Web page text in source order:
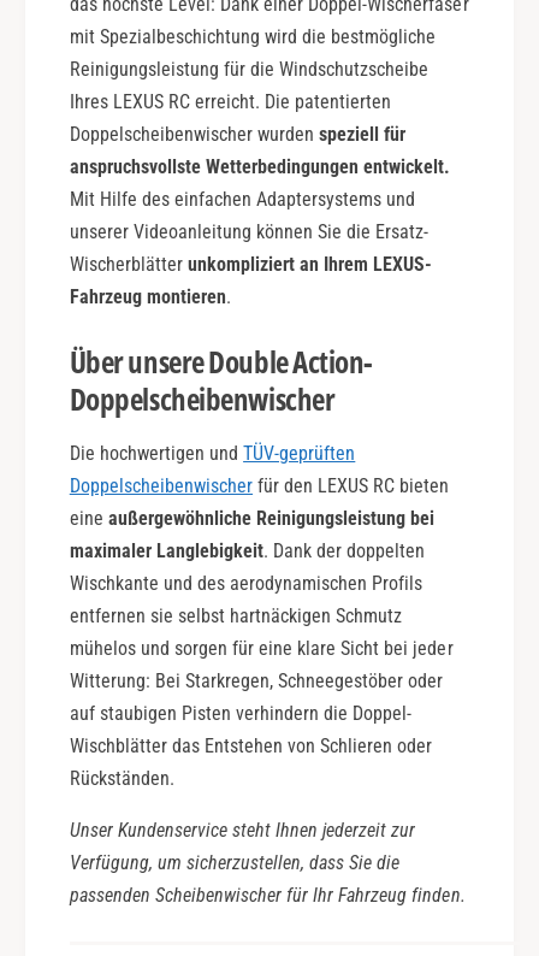
das höchste Level: Dank einer Doppel-Wischerfaser
mit Spezialbeschichtung wird die bestmögliche
Reinigungsleistung für die Windschutzscheibe
Ihres LEXUS RC erreicht. Die patentierten
Doppelscheibenwischer wurdenspeziell für
anspruchsvollste Wetterbedingungen entwickelt.
Mit Hilfe des einfachen Adaptersystems und
unserer Videoanleitung können Sie die Ersatz-
Wischerblätter unkompliziert an Ihrem LEXUS-
Fahrzeug montieren.
Über unsere Double Action-
Doppelscheibenwischer
Die hochwertigen undTÜV-geprüften
Doppelscheibenwischer für den LEXUS RC bieten
eine außergewöhnliche Reinigungsleistung bei
maximaler Langlebigkeit. Dank der doppelten
Wischkante und des aerodynamischen Profils
entfernen sie selbst hartnäckigen Schmutz
mühelos und sorgen für eine klare Sicht bei jeder
Witterung: Bei Starkregen, Schneegestöber oder
auf staubigen Pisten verhindern die Doppel-
Wischblätter das Entstehen von Schlieren oder
Rückständen.
Unser Kundenservice steht Ihnen jederzeit zur
Verfügung, um sicherzustellen, dass Sie die
passenden Scheibenwischer für Ihr Fahrzeug finden.